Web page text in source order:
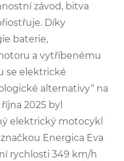
závod, bitva
Díky
baterie,
a vytříbenému
se elektrické
alternativy“ na
2025 byl
elektrický motocykl
Energica Eva
rychlosti 349 km/h